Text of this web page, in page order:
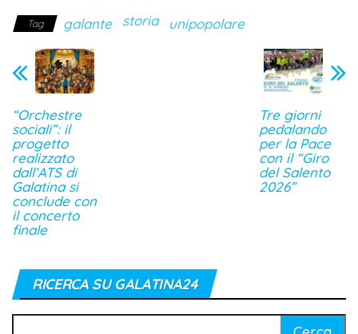
Tag galante storia unipopolare
“Orchestre
sociali”: il
progetto
realizzato
dall’ATS di
Galatina si
conclude con
il concerto
finale
Tre giorni
pedalando
per la Pace
con il “Giro
del Salento
2026”
RICERCA SU GALATINA24